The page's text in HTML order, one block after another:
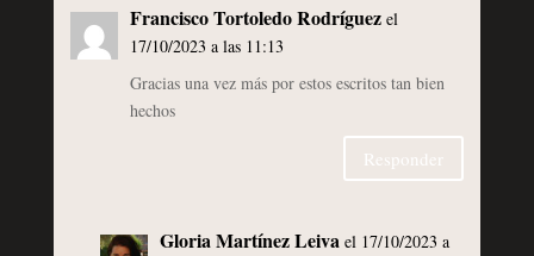
Francisco Tortoledo Rodríguez el
17/10/2023 a las 11:13
Gracias una vez más por estos escritos tan bien
hechos
Responder
Gloria Martínez Leiva el 17/10/2023 a